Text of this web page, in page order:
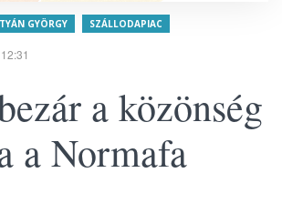
GYÖRGY SZÁLLODAPIAC
a közönség
a Normafa